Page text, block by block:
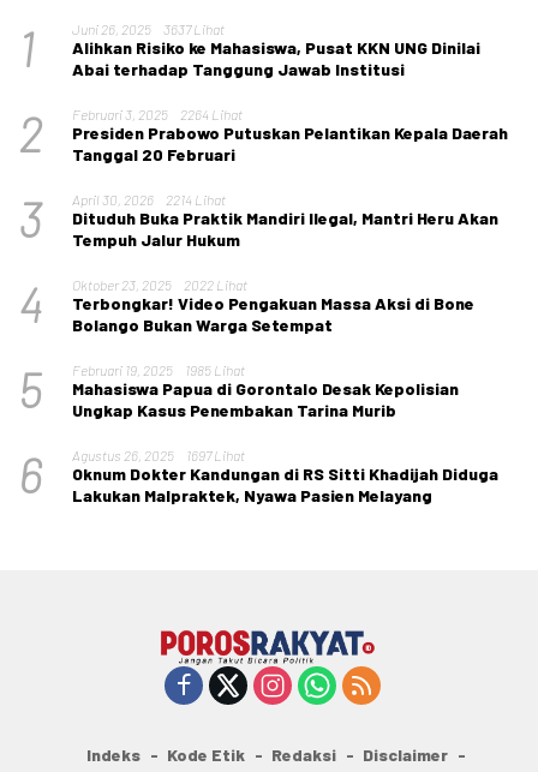
1 Juni 26, 2025 3637 Lihat
Alihkan Risiko ke Mahasiswa, Pusat KKN UNG Dinilai
Abai terhadap Tanggung Jawab Institusi
2 Februari 3, 2025 2264 Lihat
Presiden Prabowo Putuskan Pelantikan Kepala Daerah
Tanggal 20 Februari
3 April 30, 2026 2214 Lihat
Dituduh Buka Praktik Mandiri Ilegal, Mantri Heru Akan
Tempuh Jalur Hukum
4 Oktober 23, 2025 2022 Lihat
Terbongkar! Video Pengakuan Massa Aksi di Bone
Bolango Bukan Warga Setempat
5 Februari 19, 2025 1985 Lihat
Mahasiswa Papua di Gorontalo Desak Kepolisian
Ungkap Kasus Penembakan Tarina Murib
6 Agustus 26, 2025 1697 Lihat
Oknum Dokter Kandungan di RS Sitti Khadijah Diduga
Lakukan Malpraktek, Nyawa Pasien Melayang
Indeks Kode Etik Redaksi
Disclaimer